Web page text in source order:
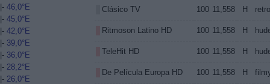
|- 46,0°E
|- 45,0°E
|- 42,0°E
|- 39,0°E
|- 36,0°E
|- 28,2°E
|- 26,0°E
Clásico TV
100 11,558 H retro
Ritmoson Latino HD 100 11,558 H
TeleHit HD 100 11,558 H
De Película Europa HD 100 11,558 H